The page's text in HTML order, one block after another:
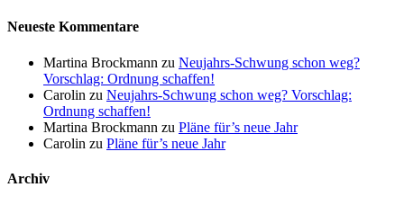
Neueste Kommentare
Martina Brockmann zu Neujahrs-Schwung schon weg?
Vorschlag: Ordnung schaffen!
Carolin zu Neujahrs-Schwung schon weg? Vorschlag:
Ordnung schaffen!
Martina Brockmann zu Pläne für’s neue Jahr
Carolin zu Pläne für’s neue Jahr
Archiv